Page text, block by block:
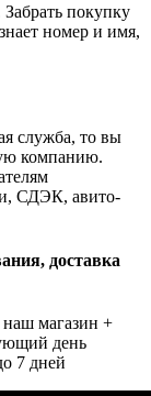
покупку
номер и имя,
служба, то вы
компанию.
СДЭК, авито-
доставка
наш магазин +
день
7 дней